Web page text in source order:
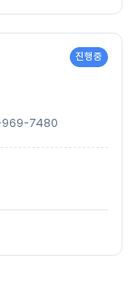
진행중
969-7480